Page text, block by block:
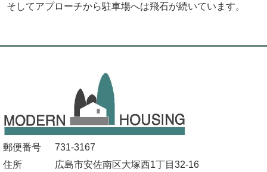
そしてアプローチから駐車場へは飛石が続いています。
郵便番号
731-3167
住所
広島市安佐南区大塚西1丁目32-16